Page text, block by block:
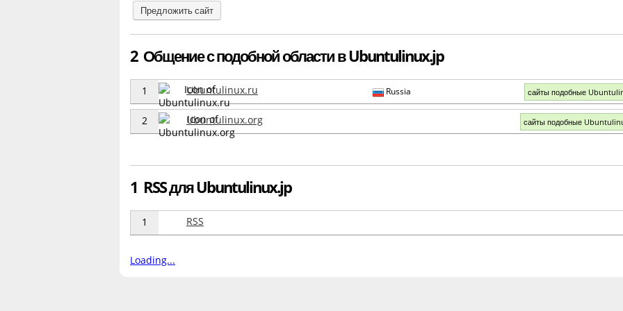
Предложить сайт
2 Общение с подобной области в Ubuntulinux.jp
1 Ubuntulinux.ru Russia сайты подобные
2 Ubuntulinux.org сайты подобные
1 RSS для Ubuntulinux.jp
1 RSS
Loading...